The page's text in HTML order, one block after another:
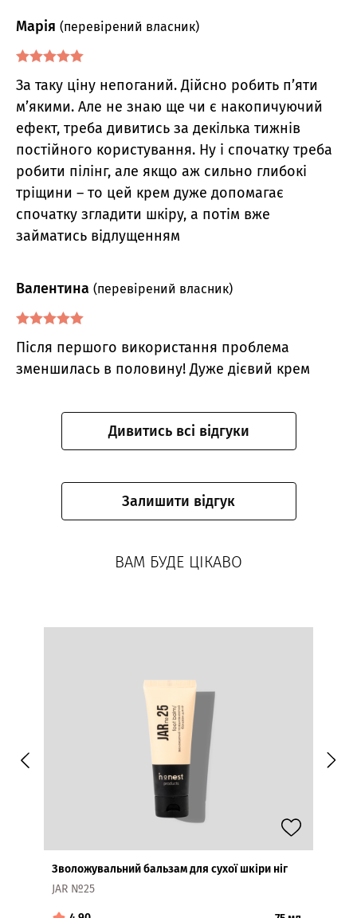
5
з 5
Марія (перевірений власник)
За таку ціну непоганий. Дійсно робить п’яти
м’якими. Але не знаю ще чи є накопичуючий
ефект, треба дивитись за декілька тижнів
постійного користування. Ну і спочатку треба
робити пілінг, але якщо аж сильно глибокі
тріщини – то цей крем дуже допомагає
спочатку згладити шкіру, а потім вже
займатись відлущенням
з 5
Валентина (перевірений власник)
Після першого використання проблема
зменшилась в половину! Дуже дієвий крем
Дивитись всі відгуки
Залишити відгук
ВАМ БУДЕ ЦІКАВО
Зволожувальний бальзам для сухої шкіри ніг
JAR №25